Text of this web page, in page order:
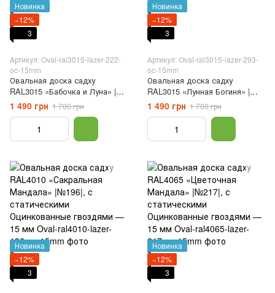
Новинка
−12%
3
Артикул: Oval-ral3015-lazer-222-
oc-15mm
Овальная доска садху
RAL3015 «Бабочка и Луна» |
№222|, с статическими
Оцинкованные гвоздями — 15
1 490 грн 1 700 грн
Новинка
−12%
3
Артикул: Oval-ral3015-lazer-293-
oc-15mm
Овальная доска садху
RAL3015 «Лунная Богиня» |
№293|, с статическими
Оцинкованные гвоздями — 15
1 490 грн 1 700 грн
Новинка
−12%
3
Новинка
−12%
3